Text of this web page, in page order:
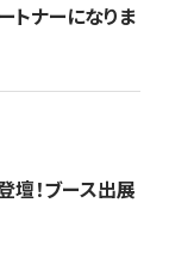
トナーになりま
壇！ブース出展